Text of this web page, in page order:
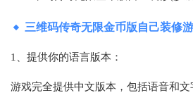
三维码传奇无限金币版自己装修
1、提供你的语言版本：
游戏完全提供中文版本，包括语音和文